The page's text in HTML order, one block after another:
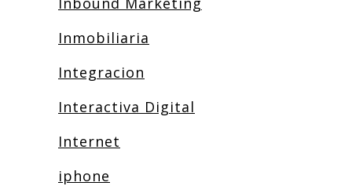
Inmobiliaria
Integracion
Interactiva Digital
Internet
iphone